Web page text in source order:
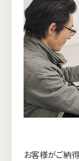
お客様がご納